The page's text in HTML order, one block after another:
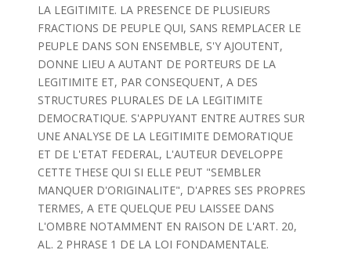
LA LEGITIMITE. LA PRESENCE DE PLUSIEURS
FRACTIONS DE PEUPLE QUI, SANS REMPLACER LE
PEUPLE DANS SON ENSEMBLE, S'Y AJOUTENT,
DONNE LIEU A AUTANT DE PORTEURS DE LA
LEGITIMITE ET, PAR CONSEQUENT, A DES
STRUCTURES PLURALES DE LA LEGITIMITE
DEMOCRATIQUE. S'APPUYANT ENTRE AUTRES SUR
UNE ANALYSE DE LA LEGITIMITE DEMORATIQUE
ET DE L'ETAT FEDERAL, L'AUTEUR DEVELOPPE
CETTE THESE QUI SI ELLE PEUT "SEMBLER
MANQUER D'ORIGINALITE", D'APRES SES PROPRES
TERMES, A ETE QUELQUE PEU LAISSEE DANS
L'OMBRE NOTAMMENT EN RAISON DE L'ART. 20,
AL. 2 PHRASE 1 DE LA LOI FONDAMENTALE.